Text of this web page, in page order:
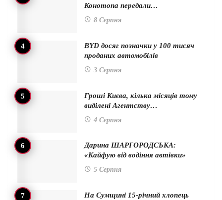
Конотопа передали…
8 Серпня
BYD досяг позначки у 100 тисяч
проданих автомобілів
3 Серпня
Гроші Києва, кілька місяців тому
виділені Агентству…
4 Серпня
Дарина ШАРГОРОДСЬКА:
«Кайфую від водіння автівки»
5 Серпня
На Сумщині 15-річний хлопець